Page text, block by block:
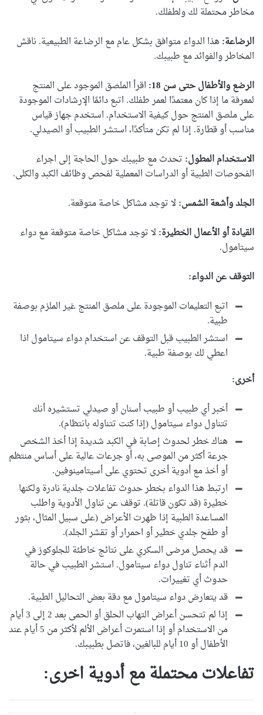
مخاطر محتملة لك ولطفلك.
الرضاعة: هذا الدواء متوافق بشكل عام مع الرضاعة الطبيعية. ناقش
المخاطر والفوائد مع طبيبك.
الرضع والأطفال حتى سن 18:
اقرأ الملصق الموجود على المنتج
لمعرفة ما إذا كان معتمدًا لعمر طفلك. اتبع دائمًا الإرشادات الموجودة
على ملصق المنتج حول كيفية الاستخدام. استخدم جهاز قياس
مناسب أو قطارة. إذا لم تكن متأكدًا، استشر الطبيب أو الصيدلي.
الاستخدام المطول: تحدث مع طبيبك حول الحاجة إلى اجراء
الفحوصات الطبية أو الدراسات المعملية لفحص وظائف الكبد والكلى.
الجلد وأشعة الشمس:لا توجد مشاكل خاصة متوقعة.
القيادة أو الأعمال الخطيرة:لا توجد مشاكل خاصة متوقعة مع دواء
سيتامول.
التوقف عن الدواء:
اتبع التعليمات الموجودة على ملصق المنتج غير الملزم بوصفة
طبية.
استشر الطبيب قبل التوقف عن استخدام دواء سيتامول اذا
اعطي لك بوصفة طبية.
أخرى:
أخبر أي طبيب أو طبيب أسنان أو صيدلي تستشيره أنك
تتناول دواء سيتامول (إذا كنت تتناوله بانتظام).
هناك خطر لحدوث إصابة في الكبد شديدة إذا أخذ الشخص
جرعة أكثر من الموصى به، أو جرعات عالية على أساس منتظم
أو أخذ مع أدوية أخرى تحتوي على أسيتامينوفين.
ارتبط هذا الدواء بخطر حدوث تفاعلات جلدية نادرة ولكنها
خطيرة (قد تكون قاتلة). توقف عن تناول الأدوية واطلب
المساعدة الطبية إذا ظهرت الأعراض (على سبيل المثال، بثور
أو طفح جلدي خطير أو احمرار أو تقشر الجلد).
قد يحصل مرضى السكري على نتائج خاطئة للجلوكوز في
الدم أثناء تناول دواء سيتامول. استشر الطبيب في حالة
حدوث أي تغييرات.
قد يتعارض دواء سيتامول مع دقة بعض التحاليل الطبية.
إذا لم تتحسن أعراض التهاب الحلق أو الحمى بعد 2 إلى 3 أيام
من الاستخدام أو إذا استمرت أعراض الألم لأكثر من 5 أيام عند
الأطفال أو 10 أيام للبالغين، فاتصل بطبيبك.
تفاعلات محتملة مع أدوية اخرى: